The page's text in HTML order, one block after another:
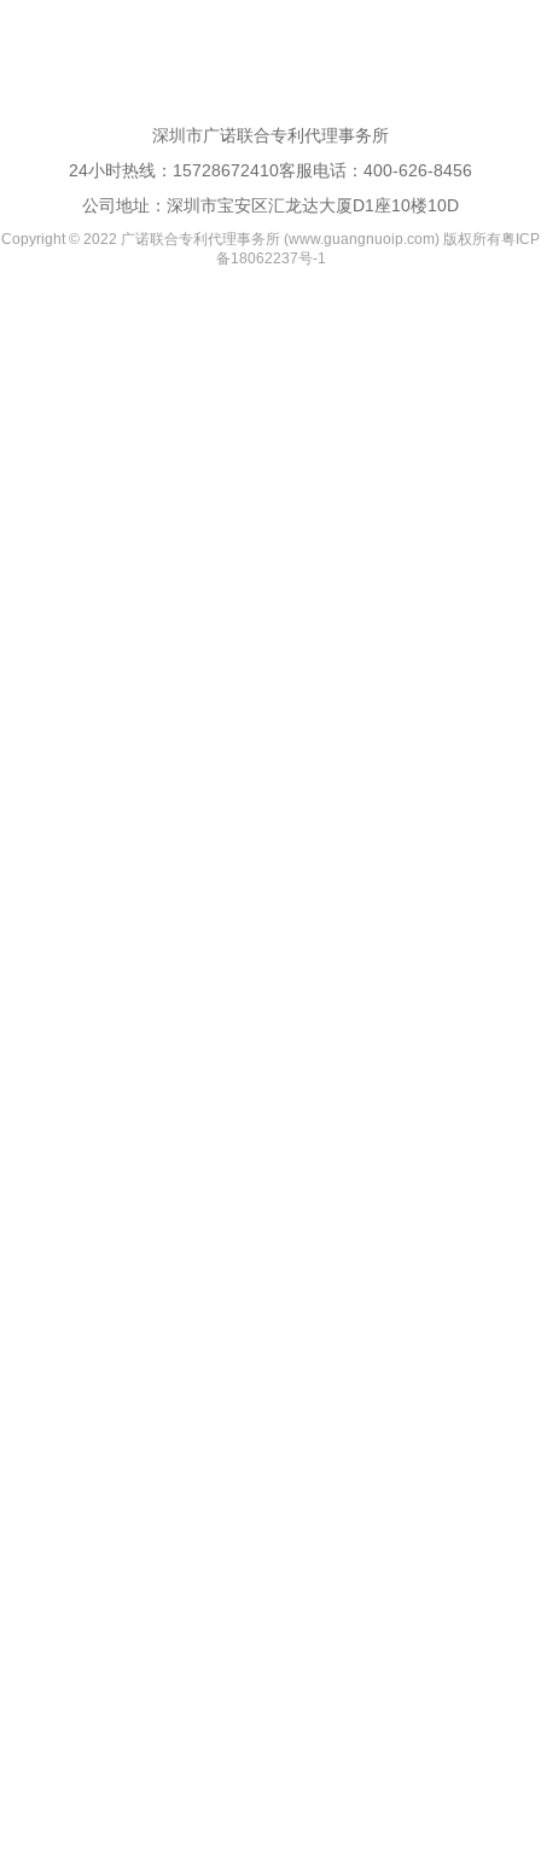
深圳市广诺联合专利代理事务所
24小时热线： 15728672410客服电话： 400-626-8456
公司地址：深圳市宝安区汇龙达大厦D1座10楼10D
Copyright © 2022 广诺联合专利代理事务所 (www.guangnuoip.com) 版权所有粤ICP
备18062237号-1